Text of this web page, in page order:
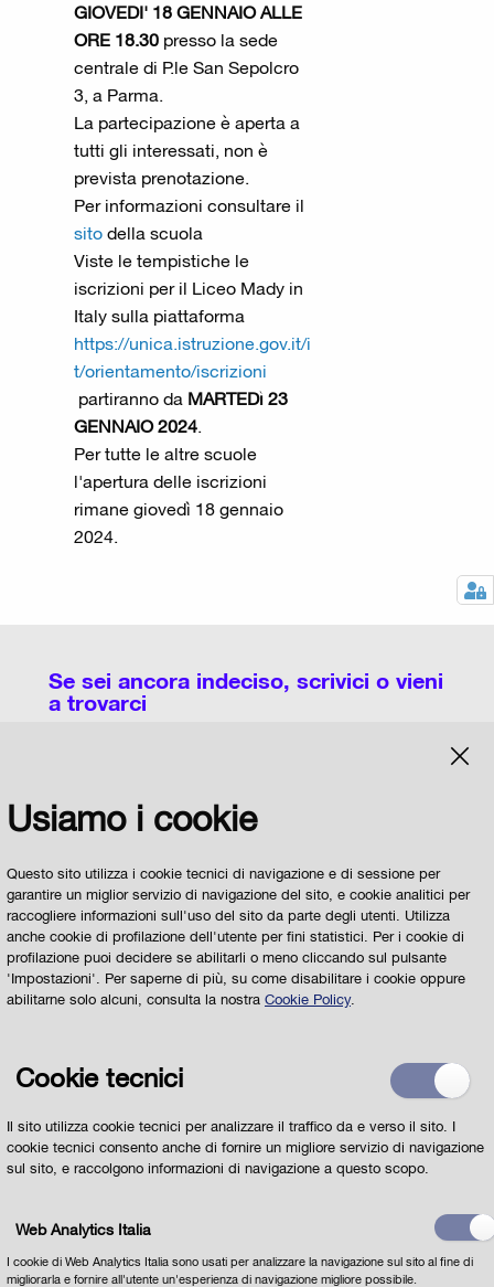
GIOVEDI' 18 GENNAIO ALLE
ORE 18.30 presso la sede
centrale di P.le San Sepolcro
3, a Parma.
La partecipazione è aperta a
tutti gli interessati, non è
prevista prenotazione.
Per informazioni consultare il
sito della scuola
Viste le tempistiche le
iscrizioni per il Liceo Mady in
Italy sulla piattaforma
https://unica.istruzione.gov.it/i
t/orientamento/iscrizioni
partiranno da MARTEDì 23
GENNAIO 2024
Per tutte le altre scuole
l'apertura delle iscrizioni
rimane giovedì 18 gennaio
2024.
Se sei ancora indeciso, scrivici o vieni
a trovarci
informazioni sull'organizzazione dei Licei, degli
IeFP a Parma e sulle modalità di scelta della
Scuola
IlServizio per la Scuola del Comune di Parma
risponderà alle vostre domande
Usiamo i cookie
Questo sito utilizza i cookie tecnici di navigazione e di sessione per
garantire un miglior servizio di navigazione del sito, e cookie analitici per
raccogliere informazioni sull'uso del sito da parte degli utenti. Utilizza
anche cookie di profilazione dell'utente per fini statistici. Per i cookie di
profilazione puoi decidere se abilitarli o meno cliccando sul pulsante
'Impostazioni'. Per saperne di più, su come disabilitare i cookie oppure
abilitarne solo alcuni, consulta la nostra Cookie Policy.
Cookie tecnici
Il sito utilizza cookie tecnici per analizzare il traffico da e verso il sito. I
cookie tecnici consento anche di fornire un migliore servizio di navigazione
sul sito, e raccolgono informazioni di navigazione a questo scopo.
Web Analytics Italia
I cookie di Web Analytics Italia sono usati per analizzare la navigazione sul sito al fine di
migliorarla e fornire all'utente un'esperienza di navigazione migliore possibile.